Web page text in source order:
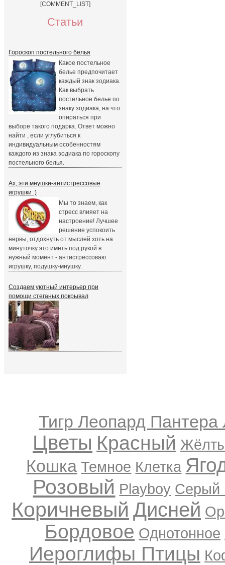
[COMMENT_LIST]
Статьи
Гороскоп постельного белья
Какое постельное
белье предпочитает
каждый знак зодиака.
Как выбрать
постельное белье по
знаку зодиака, на что
опираться при
выборе такого подарка. Ответ можно
найти , если углубиться к
индивидуальным особенностям
каждого из знака зодиака по гороскопу
постельного белья.
Ах, эти мнушки-антистрессовые
игрушки :)
Мы то знаем, как
стресс влияет на
настроение! Лучшее
решение успокоить
нервы, отдохнуть от мыслей хоть на
минуточку это иметь под рукой в
нужный момент - антистрессоваю
игрушку, подушку-мнушку.
Создаем уютный интерьер при
помощи стеганых покрывал
Тигр Леопард
Цветы Красный
Кошка Темное Клетка
Розовый Playboy Серый
Коричневый Дисней
Бордовое Однотонное
Иероглифы Птицы